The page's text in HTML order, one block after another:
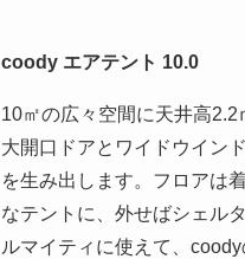
coody エアテント 10.0
10㎡の広々空間に天井高
大開口ドアとワイドウイン
を生み出します。フロアは
なテントに、外せばシェル
ルマイティに使えて、